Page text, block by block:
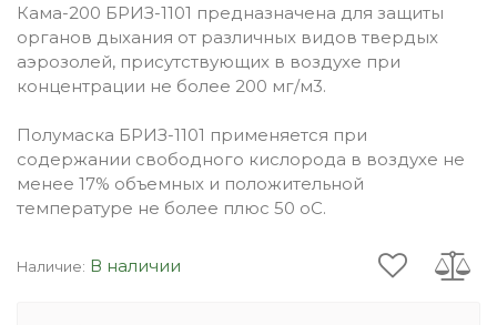
Кама-200 БРИЗ-1101 предназначена для защиты
органов дыхания от различных видов твердых
аэрозолей, присутствующих в воздухе при
концентрации не более 200 мг/м3.
Полумаска БРИЗ-1101 применяется при
содержании свободного кислорода в воздухе не
менее 17% объемных и положительной
температуре не более плюс 50 оС.
Наличие: В наличии